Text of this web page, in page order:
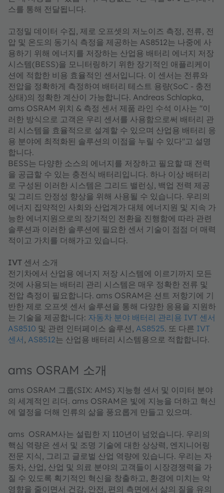
스를 통해 전달됩니다.
고정밀 데이터 수집, 제로 오프셋의 저노이즈 측정, 전류, 전
압 및 온도의 동기식 측정을 제공하는 AS8512는 나중에 사
용하기 위해 에너지를 저장하는 산업용 배터리 에너지 저장
시스템(BESS)을 모니터링하기 위한 장기적인 애플리케이
션에 적합한 비용 효율적인 센서입니다. 이 센서는 전류와
전압을 정확하게 측정하여 배터리 테스트 용량(SoC - 충전
상태)의 정확한 계산이 가능합니다. Andreas Schlapka,
ams OSRAM 위치 & 측정 센서 제품 라인 수석 이사는 "이
러한 방식으로 고객은 우리 센서를 사용함으로써 배터리 관
리 시스템을 효율적으로 설계할 수 있으며 산업용 배터리 응
용 분야에 최적화된 솔루션의 이점을 누릴 수 있다"고 설명
합니다.
BESS는 다양한 소스의 에너지를 저장하고 필요할 때 전력
을 공급할 수 있는 충전식 배터리입니다. 하나 이상 배터리
로 구성된 이러한 시스템은 그리드 밸런싱, 백업 전력 제공
및 그리드 안정성 향상을 위해 사용될 수 있습니다. 우리의
에너지 집약적인 사회와 산업계가 대체 에너지원 및 지속 가
능한 에너지원으로의 장기적인 전환을 진행함에 따라 관련
솔루션과 이러한 솔루션에 필요한 센서 기술이 점점 더 매력
적이고 가치를 더해가고 있습니다.
IVT 센서 소개
전기차에서 산업용 에너지 저장 시스템에 이르기까지 모든
것에 사용되는 배터리 관리 시스템은 매우 정확한 전류 및
전압 측정이 필요합니다. ams OSRAM은 션트 저항기에 기
반한 제로 오프셋 센서 솔루션을 통해 다양한 응용을 지원하
는 기술을 제공합니다: 자동차 분야 배터리 관리용 IVT 센서
AS8510 및 관련 인터페이스 솔루션, ​​​​​​​ AS8525. 또 다른 IVT
센서 AS8512는 산업용 배터리 시스템용으로 적합합니다.
ams OSRAM 소개
ams OSRAM 그룹(SIX: AMS) 지능형 센서 및 이미터 분야
의 세계적인 리더. ams OSRAM은 빛에 지능을 더하고 혁신
에 열정을 더해 인류의 삶을 풍요롭게 만들고 있으며.
ams OSRAM사는 설립한 지 110년이 넘었습니다. 우리의
핵심 역량은 센서 및 조명 기술에 대한 상상력, 엔지니어링
전문 지식, 그리고 글로벌 산업 역량에 있습니다. 우리는 자
동차, 산업, 산업 및 의료 분야의 고객들이 시장경쟁력을 가
질 수 있도록 획기적인 혁신을 창출하고, 환경에 미치는 악
영향을 줄이면서 건강, 안전, 편의 측면에서 삶의 질을 유의